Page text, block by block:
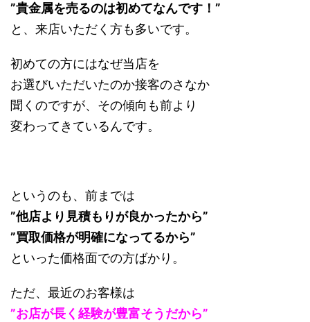
”貴金属を売るのは初めてなんです！”
と、来店いただく方も多いです。
初めての方にはなぜ当店を
お選びいただいたのか接客のさなか
聞くのですが、その傾向も前より
変わってきているんです。
というのも、前までは
”他店より見積もりが良かったから”
”買取価格が明確になってるから”
といった価格面での方ばかり。
ただ、最近のお客様は
”お店が長く経験が豊富そうだから”